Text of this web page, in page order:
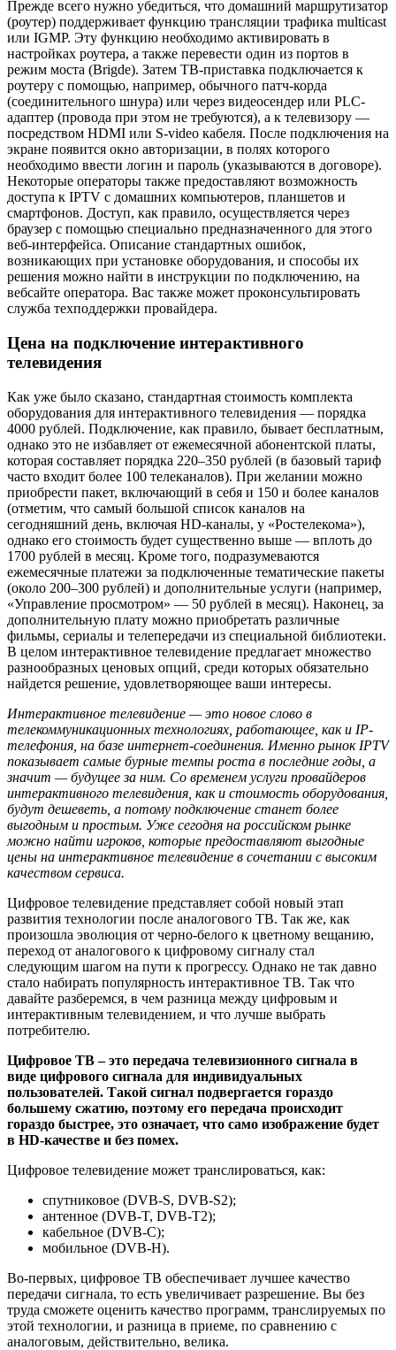
Прежде всего нужно убедиться, что домашний маршрутизатор
(роутер) поддерживает функцию трансляции трафика multicast
или IGMP. Эту функцию необходимо активировать в
настройках роутера, а также перевести один из портов в
режим моста (Brigde). Затем ТВ-приставка подключается к
роутеру с помощью, например, обычного патч-корда
(соединительного шнура) или через видеосендер или PLC-
адаптер (провода при этом не требуются), а к телевизору —
посредством HDMI или S-video кабеля. После подключения на
экране появится окно авторизации, в полях которого
необходимо ввести логин и пароль (указываются в договоре).
Некоторые операторы также предоставляют возможность
доступа к IPTV с домашних компьютеров, планшетов и
смартфонов. Доступ, как правило, осуществляется через
браузер с помощью специально предназначенного для этого
веб-интерфейса. Описание стандартных ошибок,
возникающих при установке оборудования, и способы их
решения можно найти в инструкции по подключению, на
вебсайте оператора. Вас также может проконсультировать
служба техподдержки провайдера.
Цена на подключение интерактивного
телевидения
Как уже было сказано, стандартная стоимость комплекта
оборудования для интерактивного телевидения — порядка
4000 рублей. Подключение, как правило, бывает бесплатным,
однако это не избавляет от ежемесячной абонентской платы,
которая составляет порядка 220–350 рублей (в базовый тариф
часто входит более 100 телеканалов). При желании можно
приобрести пакет, включающий в себя и 150 и более каналов
(отметим, что самый большой список каналов на
сегодняшний день, включая HD-каналы, у «Ростелекома»),
однако его стоимость будет существенно выше — вплоть до
1700 рублей в месяц. Кроме того, подразумеваются
ежемесячные платежи за подключенные тематические пакеты
(около 200–300 рублей) и дополнительные услуги (например,
«Управление просмотром» — 50 рублей в месяц). Наконец, за
дополнительную плату можно приобретать различные
фильмы, сериалы и телепередачи из специальной библиотеки.
В целом интерактивное телевидение предлагает множество
разнообразных ценовых опций, среди которых обязательно
найдется решение, удовлетворяющее ваши интересы.
Интерактивное телевидение — это новое слово в
телекоммуникационных технологиях, работающее, как и IP-
телефония, на базе интернет-соединения. Именно рынок IPTV
показывает самые бурные темпы роста в последние годы, а
значит — будущее за ним. Со временем услуги провайдеров
интерактивного телевидения, как и стоимость оборудования,
будут дешеветь, а потому подключение станет более
выгодным и простым. Уже сегодня на российском рынке
можно найти игроков, которые предоставляют выгодные
цены на интерактивное телевидение в сочетании с высоким
качеством сервиса.
Цифровое телевидение представляет собой новый этап
развития технологии после аналогового ТВ. Так же, как
произошла эволюция от черно-белого к цветному вещанию,
переход от аналогового к цифровому сигналу стал
следующим шагом на пути к прогрессу. Однако не так давно
стало набирать популярность интерактивное ТВ. Так что
давайте разберемся, в чем разница между цифровым и
интерактивным телевидением, и что лучше выбрать
потребителю.
Цифровое ТВ – это передача телевизионного сигнала в
виде цифрового сигнала для индивидуальных
пользователей. Такой сигнал подвергается гораздо
большему сжатию, поэтому его передача происходит
гораздо быстрее, это означает, что само изображение будет
в HD-качестве и без помех.
Цифровое телевидение может транслироваться, как:
спутниковое (DVB-S, DVB-S2);
антенное (DVB-T, DVB-T2);
кабельное (DVB-C);
мобильное (DVB-H).
Во-первых, цифровое ТВ обеспечивает лучшее качество
передачи сигнала, то есть увеличивает разрешение. Вы без
труда сможете оценить качество программ, транслируемых по
этой технологии, и разница в приеме, по сравнению с
аналоговым, действительно, велика.